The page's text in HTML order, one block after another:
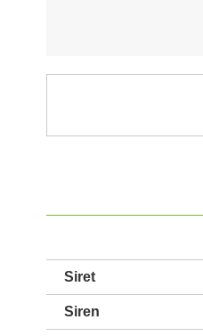
Siret
Siren